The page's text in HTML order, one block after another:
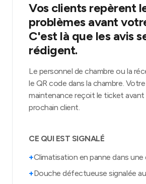
Vos clients repèrent
problèmes avant
C'est là que les avis
rédigent.
Le personnel de chambre ou la
le QR code dans la chambre.
maintenance reçoit le ticket avant
prochain client.
CE QUI EST SIGNALÉ
+Climatisation en panne dans une
+Douche défectueuse signalée